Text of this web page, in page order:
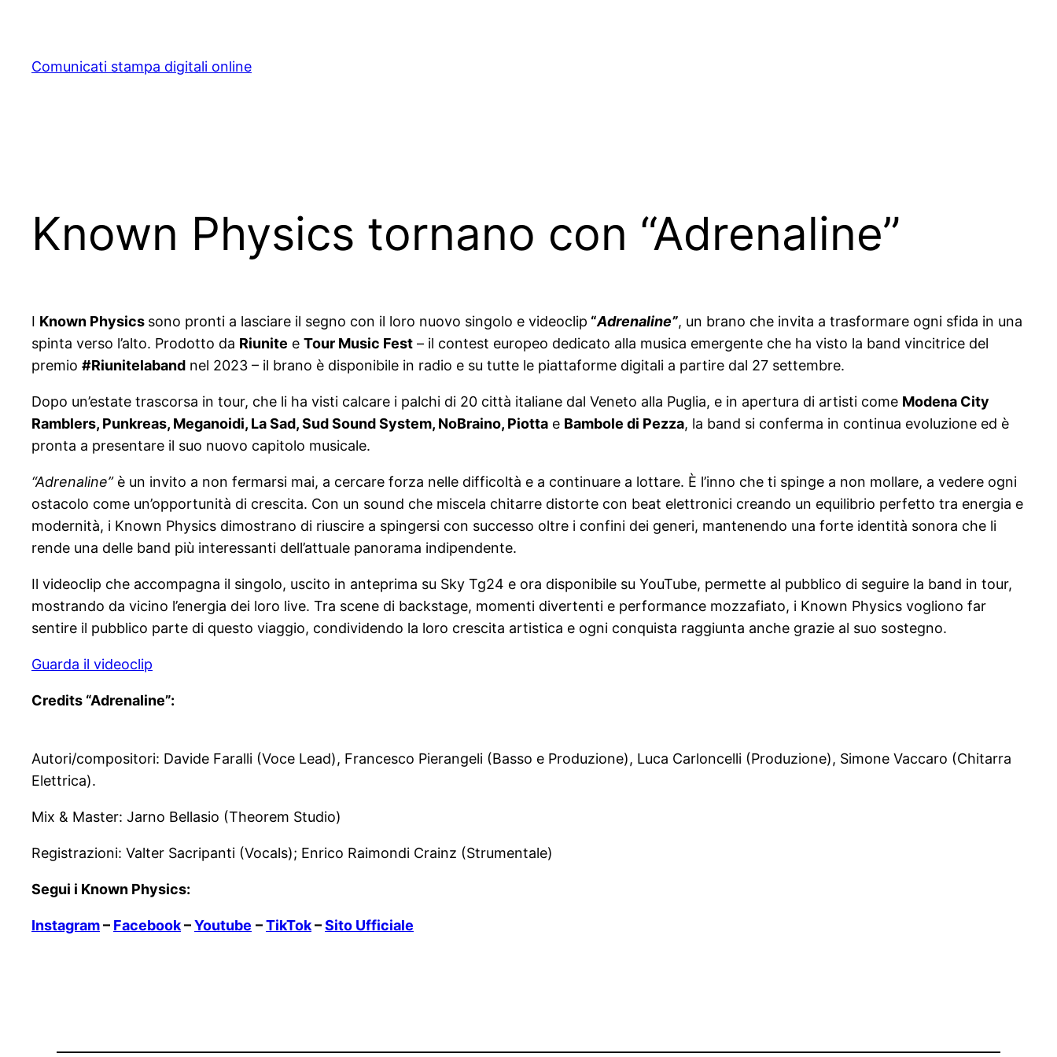
content
Comunicati stampa digitali online
Known Physics tornano con “Adrenaline”
I Known Physics sono pronti a lasciare il segno con il loro nuovo singolo e videoclip “Adrenaline”, un brano che invita a trasformare ogni sfida in una
spinta verso l’alto. Prodotto da Riunite e Tour Music Fest – il contest europeo dedicato alla musica emergente che ha visto la band vincitrice del
premio #Riunitelaband nel 2023 – il brano è disponibile in radio e su tutte le piattaforme digitali a partire dal 27 settembre.
Dopo un’estate trascorsa in tour, che li ha visti calcare i palchi di 20 città italiane dal Veneto alla Puglia, e in apertura di artisti come Modena City
Ramblers, Punkreas, Meganoidi, La Sad, Sud Sound System, NoBraino, Piotta e Bambole di Pezza, la band si conferma in continua evoluzione ed è
pronta a presentare il suo nuovo capitolo musicale.
“Adrenaline”è un invito a non fermarsi mai, a cercare forza nelle difficoltà e a continuare a lottare. È l’inno che ti spinge a non mollare, a vedere ogni
ostacolo come un’opportunità di crescita. Con un sound che miscela chitarre distorte con beat elettronici creando un equilibrio perfetto tra energia e
modernità, i Known Physics dimostrano di riuscire a spingersi con successo oltre i confini dei generi, mantenendo una forte identità sonora che li
rende una delle band più interessanti dell’attuale panorama indipendente.
Il videoclip che accompagna il singolo, uscito in anteprima su Sky Tg24 e ora disponibile su YouTube, permette al pubblico di seguire la band in tour,
mostrando da vicino l’energia dei loro live. Tra scene di backstage, momenti divertenti e performance mozzafiato, i Known Physics vogliono far
sentire il pubblico parte di questo viaggio, condividendo la loro crescita artistica e ogni conquista raggiunta anche grazie al suo sostegno.
Guarda il videoclip
Credits “Adrenaline”:
Autori/compositori: Davide Faralli (Voce Lead), Francesco Pierangeli (Basso e Produzione), Luca Carloncelli (Produzione), Simone Vaccaro (Chitarra
Elettrica).
Mix & Master: Jarno Bellasio (Theorem Studio)
Registrazioni: Valter Sacripanti (Vocals); Enrico Raimondi Crainz (Strumentale)
Segui i Known Physics:
Instagram– Facebook–Youtube –TikTok–Sito Ufficiale